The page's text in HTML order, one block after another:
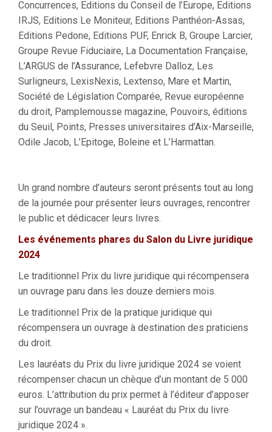
Concurrences, Editions du Conseil de l’Europe, Editions
IRJS, Editions Le Moniteur, Editions Panthéon-Assas,
Editions Pedone, Editions PUF, Enrick B, Groupe Larcier,
Groupe Revue Fiduciaire, La Documentation Française,
L’ARGUS de l’Assurance, Lefebvre Dalloz, Les
Surligneurs, LexisNexis, Lextenso, Mare et Martin,
Société de Législation Comparée, Revue européenne
du droit, Pamplemousse magazine, Pouvoirs, éditions
du Seuil, Points, Presses universitaires d’Aix-Marseille,
Odile Jacob, L’Epitoge, Boleine et L’Harmattan.
Un grand nombre d’auteurs seront présents tout au long
de la journée pour présenter leurs ouvrages, rencontrer
le public et dédicacer leurs livres.
Les événements phares du Salon du Livre juridique
2024
Le traditionnel Prix du livre juridique qui récompensera
un ouvrage paru dans les douze derniers mois.
Le traditionnel Prix de la pratique juridique qui
récompensera un ouvrage à destination des praticiens
du droit.
Les lauréats du Prix du livre juridique 2024 se voient
récompenser chacun un chèque d’un montant de 5 000
euros. L’attribution du prix permet à l’éditeur d’apposer
sur l’ouvrage un bandeau « Lauréat du Prix du livre
juridique 2024 ».